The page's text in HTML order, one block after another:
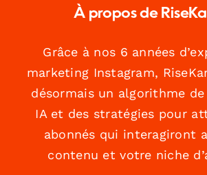
À propos de
Grâce à nos 6 années
marketing Instagram,
désormais un algorithme
IA et des stratégies pour
abonnés qui interagiront
contenu et votre niche